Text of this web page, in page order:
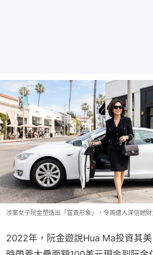
涉案女子阮金塑造出「富貴形象」，令周遭人深信她財
2022年，阮金遊說Hua Ma投資其